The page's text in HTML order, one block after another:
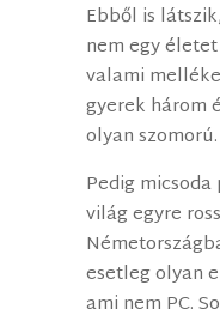
Ebből is
nem egy
valami
gyerek három
olyan
Pedig
világ egyre
esetleg olyan
ami nem PC.